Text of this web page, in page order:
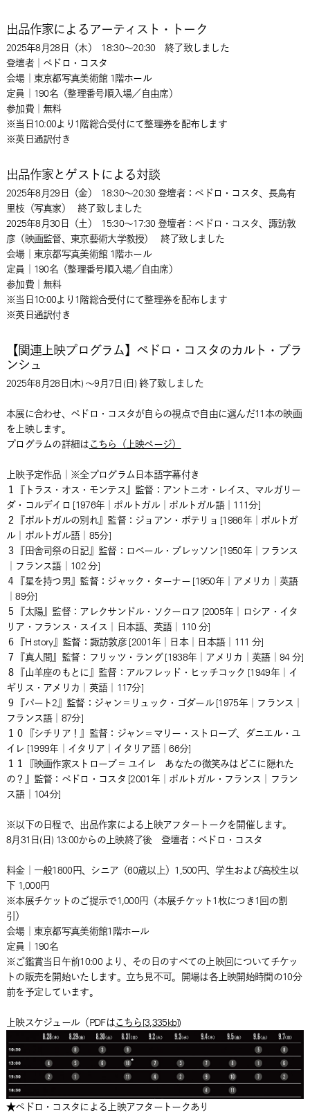
出品作家によるアーティスト・トーク
2025年8月28日 （木） 18:30～20:30 終了致しました
登壇者｜ペドロ・コスタ
会場｜東京都写真美術館 1階ホール
定員｜190名（整理番号順入場／自由席）
参加費｜無料
※当日10:00より1階総合受付にて整理券を配布します
※英日通訳付き
出品作家とゲストによる対談
2025年8月29日 （金）
18:30～20:30 登壇者：ペドロ・コスタ、長島有
里枝（写真家） 終了致しました
2025年8月30日
（土）
15:30～17:30 登壇者：ペドロ・コスタ、諏訪敦
彦（映画監督、東京藝術大学教授） 終了致しました
会場｜東京都写真美術館 1階ホール
定員｜190名（整理番号順入場／自由席）
参加費｜無料
※当日10:00より1階総合受付にて整理券を配布します
※英日通訳付き
【関連上映プログラム】ペドロ・コスタのカルト・ブラ
ンシュ
2025年8月28日(木) ～9月7日(日) 終了致しました
本展に合わせ、ペドロ・コスタが自らの視点で自由に選んだ11本の映画
を上映します。
プログラムの詳細はこちら（上映ページ）
上映予定作品｜※全プログラム日本語字幕付き
１『トラス・オス・モンテス』監督：アントニオ・レイス、マルガリー
ダ・コルデイロ [1976年｜ポルトガル｜ポルトガル語｜111分]
２『ポルトガルの別れ』監督：ジョアン・ボテリョ [1986年｜ポルトガ
ル｜ポルトガル語｜85分]
３『田舎司祭の日記』監督：ロベール・ブレッソン [1950年｜フランス
｜フランス語｜102 分]
４『星を持つ男』監督：ジャック・ターナー [1950年｜アメリカ｜英語
｜89分]
５『太陽』監督：アレクサンドル・ソクーロフ [2005年｜ロシア・イタ
リア・フランス・スイス｜日本語、英語｜110 分]
６『H story』監督：諏訪敦彦 [2001年｜日本｜日本語｜111 分]
７『真人間』監督：フリッツ・ラング [1938年｜アメリカ｜英語｜94 分]
８『山羊座のもとに』監督：アルフレッド・ヒッチコック [1949年｜イ
ギリス・アメリカ｜英語｜117分]
９『パート2』監督：ジャン＝リュック・ゴダール [1975年｜フランス｜
フランス語｜87分]
１０『シチリア！』監督：ジャン＝マリー・ストローブ、ダニエル・ユ
イレ [1999年｜イタリア｜イタリア語｜66分]
１１『映画作家ストローブ＝ ユイレ あなたの微笑みはどこに隠れた
の？』監督：ペドロ・コスタ [2001年｜ポルトガル・フランス｜フラン
ス語｜104分]
※以下の日程で、出品作家による上映アフタートークを開催します。
8月31日(日) 13:00からの上映終了後 登壇者：ペドロ・コスタ
料金｜一般1800円、シニア（60歳以上）1,500円、学生および高校生以
下 1,000円
※本展チケットのご提示で1,000円（本展チケット1枚につき1回の割
引）
会場｜東京都写真美術館1階ホール
定員｜190名
※ご鑑賞当日午前10:00 より、その日のすべての上映回についてチケッ
トの販売を開始いたします。立ち見不可。開場は各上映開始時間の10分
前を予定しています。
上映スケジュール（PDFはこちら[3,335kb])
★ペドロ・コスタによる上映アフタートークあり